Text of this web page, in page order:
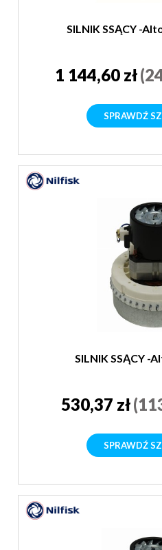
SILNIK SSĄCY -
1 144,60 zł
SPRAWDŹ
SILNIK SSĄCY -
530,37 zł
SPRAWDŹ